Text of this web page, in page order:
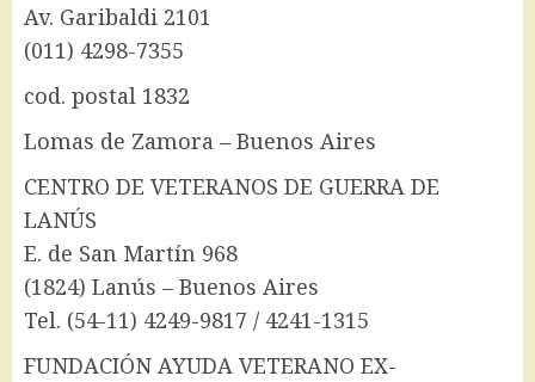
Av. Garibaldi 2101
(011) 4298-7355
cod. postal 1832
Lomas de Zamora – Buenos Aires
CENTRO DE VETERANOS DE GUERRA DE
LANÚS
E. de San Martín 968
(1824) Lanús – Buenos Aires
Tel. (54-11) 4249-9817 / 4241-1315
FUNDACIÓN AYUDA VETERANO EX-